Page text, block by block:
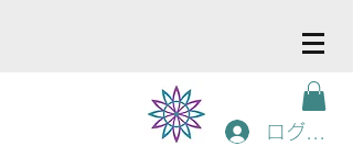
ログイン